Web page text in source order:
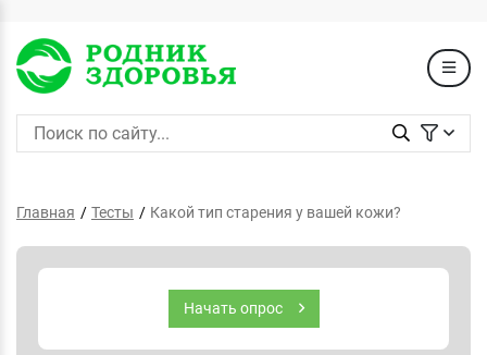
Главная Тесты Какой тип старения у вашей кожи?
Начать опрос